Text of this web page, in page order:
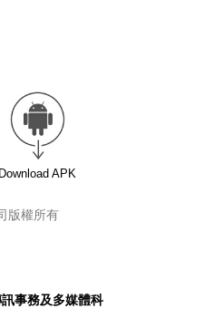
Download APK
版權所有
事務及多媒體科